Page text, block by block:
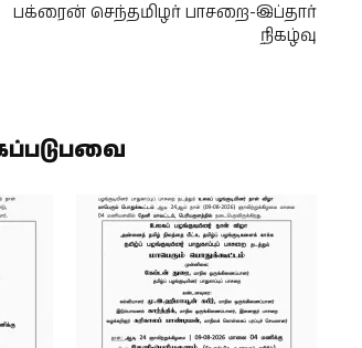
பக்ரைன் செந்தமிழர் பாசறை-இப்தார்
நிகழ்வு